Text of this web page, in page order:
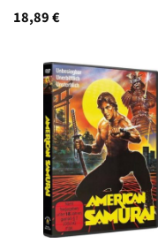
18,89€